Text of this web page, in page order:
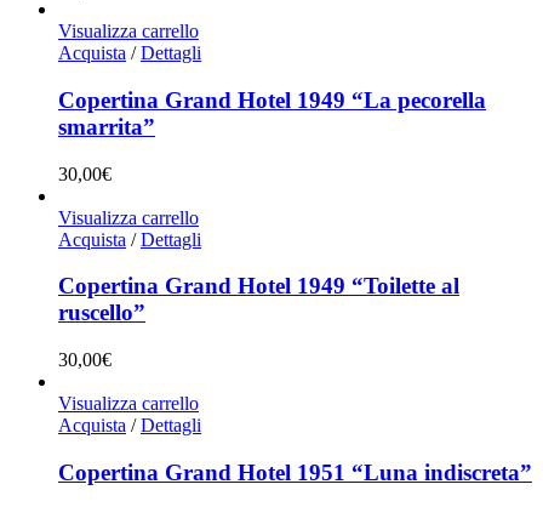
Visualizza carrello
Acquista / Dettagli
Copertina Grand Hotel 1949 “La pecorella
smarrita”
30,00€
Visualizza carrello
Acquista / Dettagli
Copertina Grand Hotel 1949 “Toilette al
ruscello”
30,00€
Visualizza carrello
Acquista / Dettagli
Copertina Grand Hotel 1951 “Luna indiscreta”